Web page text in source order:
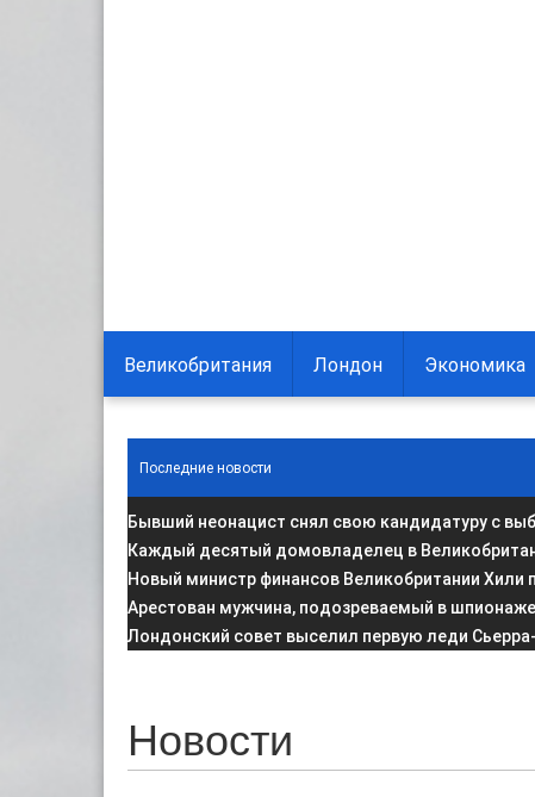
Великобритания Лондон Экономика
Последние новости
Бывший неонацист снял свою кандидатуру с
Каждый десятый домовладелец в
Новый министр финансов Великобритании
Арестован мужчина, подозреваемый в
Лондонский совет выселил первую леди
Новости